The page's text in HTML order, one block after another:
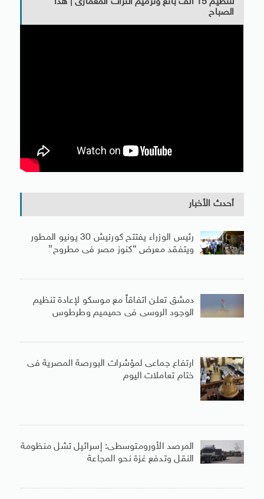
الصباح
أحدث الأخبار
رئيس الوزراء يفتتح كورنيش 30 يونيو المطور
ويتفقد معرض “كنوز مصر فى مطروح”
دمشق تعلن اتفاقاً مع موسكو لإعادة تنظيم
الوجود الروسى فى حميميم وطرطوس
ارتفاع جماعى لمؤشرات البورصة المصرية فى
ختام تعاملات اليوم
المرصد الأورومتوسطى: إسرائيل تشل منظومة
النقل وتدفع غزة نحو المجاعة